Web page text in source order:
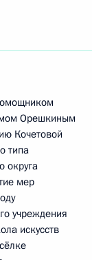
Орешкиным
Кочетовой
типа
округа
мер
учреждения
искусств